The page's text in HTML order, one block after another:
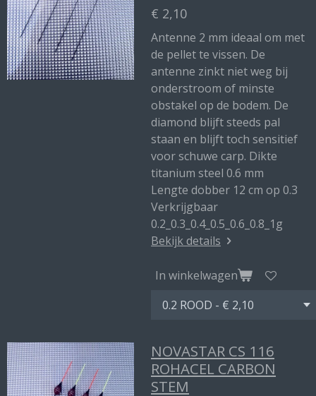
€ 2,10
Antenne 2 mm ideaal om met
de pellet te vissen. De
antenne zinkt niet weg bij
onderstroom of minste
obstakel op de bodem. De
diamond blijft steeds pal
staan en blijft toch sensitief
voor schuwe carp. Dikte
titanium steel 0.6 mm
Lengte dobber 12 cm op 0.3
Verkrijgbaar
0.2_0.3_0.4_0.5_0.6_0.8_1g
Bekijk details
In winkelwagen
NOVASTAR CS 116
ROHACEL CARBON
STEM